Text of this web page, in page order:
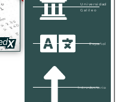
Universidad
Galileo
Español
Introductorio